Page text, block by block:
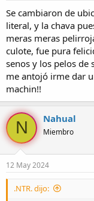
Se cambiaron de
literal, y la chava
meras meras
culote, fue pura
senos y los pelos de
me antojó irme dar
machin!!
N Nahual
Miembro
12 May 2024
.NTR. dijo: